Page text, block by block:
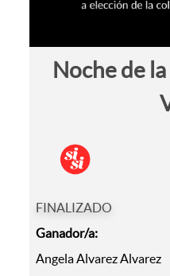
Noche de
FINALIZADO
Ganador/a:
Angela Alvarez Alvarez